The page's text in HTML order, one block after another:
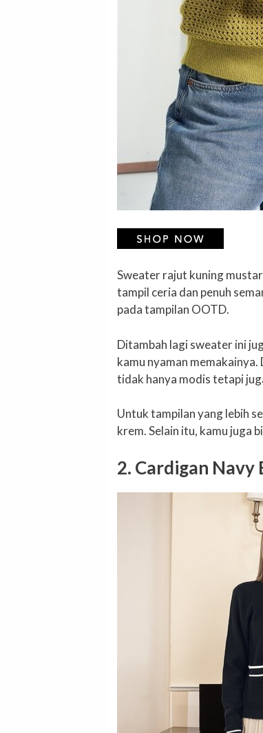
Sweater rajut kuning
tampil ceria dan penuh
pada tampilan OOTD.
Ditambah lagi sweater ini
kamu nyaman
tidak hanya modis tetapi
Untuk tampilan yang lebih
krem. Selain itu, kamu juga
2. Cardigan Navy